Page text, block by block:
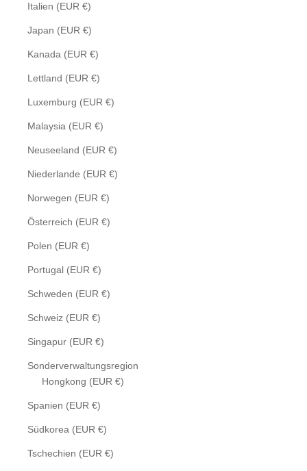
Italien (EUR €)
Japan (EUR €)
Kanada (EUR €)
Lettland (EUR €)
Luxemburg (EUR €)
Malaysia (EUR €)
Neuseeland (EUR €)
Niederlande (EUR €)
Norwegen (EUR €)
Österreich (EUR €)
Polen (EUR €)
Portugal (EUR €)
Schweden (EUR €)
Schweiz (EUR €)
Singapur (EUR €)
Sonderverwaltungsregion
Hongkong (EUR €)
Spanien (EUR €)
Südkorea (EUR €)
Tschechien (EUR €)